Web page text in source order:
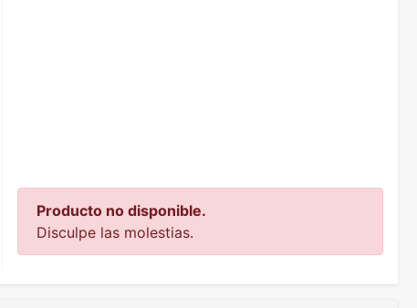
Producto no disponible.
Disculpe las molestias.